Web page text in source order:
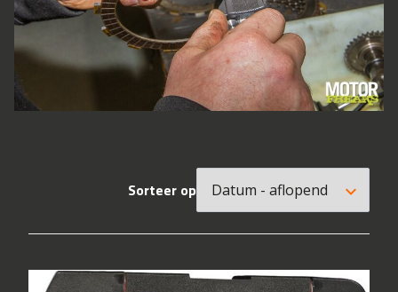
Sorteer op